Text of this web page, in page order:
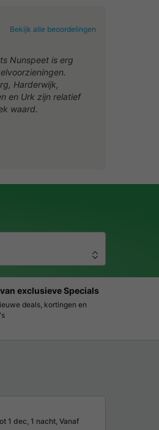
Bekijk alle beoordelingen
Nunspeet is erg
Harderwijk,
en Urk zijn relatief
waard.
exclusieve Specials
deals, kortingen en
1 dec, 1 nacht, Vanaf